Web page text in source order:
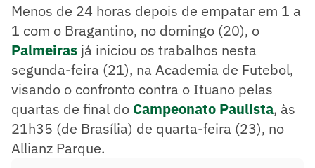
Menos de 24 horas depois de empatar em 1 a
1 com o Bragantino, no domingo (20), o
Palmeiras já iniciou os trabalhos nesta
segunda-feira (21), na Academia de Futebol,
visando o confronto contra o Ituano pelas
quartas de final do Campeonato Paulista, às
21h35 (de Brasília) de quarta-feira (23), no
Allianz Parque.